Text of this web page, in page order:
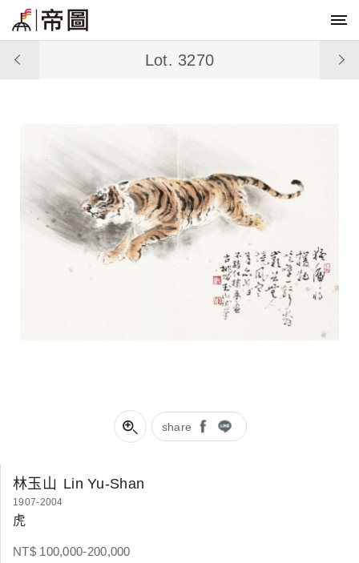
share
Lot. 3270
林玉山 Lin Yu-Shan
1907-2004
虎
NT$ 100,000-200,000